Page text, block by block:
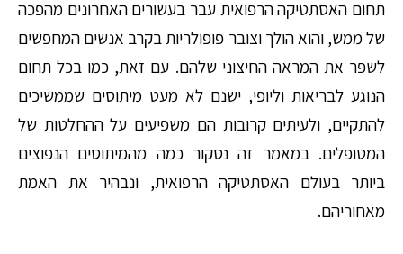
תחום האסתטיקה הרפואית עבר בעשורים האחרונים מהפכה
של ממש, והוא הולך וצובר פופולריות בקרב אנשים המחפשים
לשפר את המראה החיצוני שלהם. עם זאת, כמו בכל תחום
הנוגע לבריאות וליופי, ישנם לא מעט מיתוסים שממשיכים
להתקיים, ולעיתים קרובות הם משפיעים על ההחלטות של
המטופלים. במאמר זה נסקור כמה מהמיתוסים הנפוצים
ביותר בעולם האסתטיקה הרפואית, ונבהיר את האמת
מאחוריהם.